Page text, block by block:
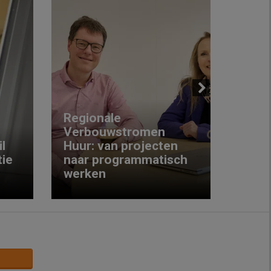
Regionale
Verbouwstromen
Huur: van projecten
naar programmatisch
werken
Next